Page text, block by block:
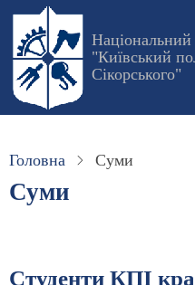
Перейти
основного
вмісту
Національний
"Київський
Сікорського"
Головна Суми
Суми
Студенти КПІ